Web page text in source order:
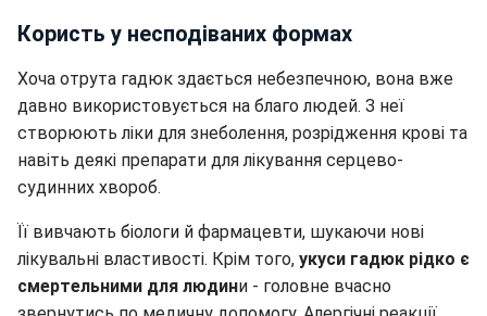
Користь у несподіваних формах
Хоча отрута гадюк здається небезпечною, вона вже
давно використовується на благо людей. З неї
створюють ліки для знеболення, розрідження крові та
навіть деякі препарати для лікування серцево-
судинних хвороб.
Її вивчають біологи й фармацевти, шукаючи нові
лікувальні властивості. Крім того, укуси гадюк рідко є
смертельними для людини - головне вчасно